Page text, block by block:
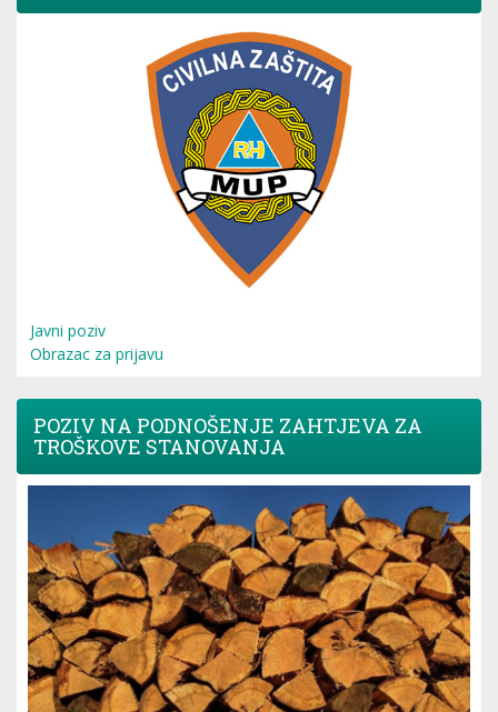
Javni poziv
Obrazac za prijavu
POZIV NA PODNOŠENJE ZAHTJEVA ZA
TROŠKOVE STANOVANJA